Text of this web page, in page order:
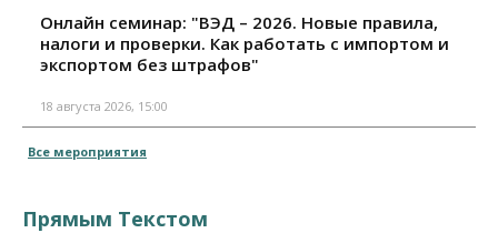
Онлайн семинар: "ВЭД – 2026. Новые правила,
налоги и проверки. Как работать с импортом и
экспортом без штрафов"
18 августа 2026, 15:00
Все мероприятия
Прямым Текстом